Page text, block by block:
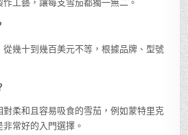
工藝，讓每支雪茄都獨一無二。
幾十到幾百美元不等，根據品牌、型號
柔和且容易吸食的雪茄，例如蒙特里克
常好的入門選擇。